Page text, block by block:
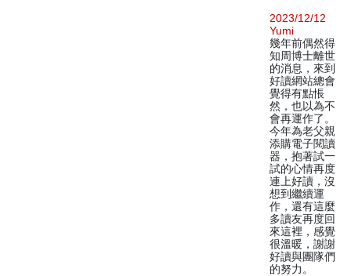
2023/12/12
Yumi
幾年前偶然得
知周博士離世
的消息，來到
好讀網站總會
覺得有點悵
然，也以為不
會再運作了。
今年為老父親
添購電子閱讀
器，抱著試一
試的心情再度
連上好讀，沒
想到繼續運
作，還有這麼
多讀友再度回
來這裡，感覺
很溫暖，謝謝
好讀與團隊們
的努力。